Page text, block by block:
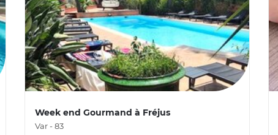
Week end Gourmand à Fréjus
Var - 83